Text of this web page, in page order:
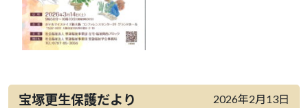
宝塚更生保護だより 2026年2月13日